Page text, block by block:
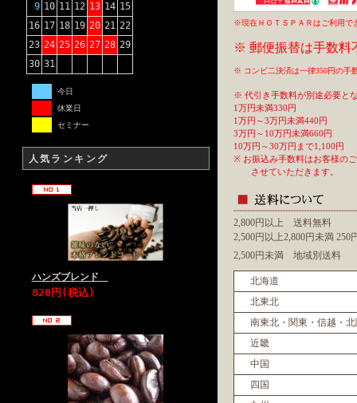
9 10 11 12 13 14 15
16 17 18 19 20 21 22
23 24 25 26 27 28 29
30 31
今日
休業日
セミナー
人気ランキング
ハンズブレンド
820円(税込)
※現在ＨＯＴＳＰＡＲはご利用で
※ 郵便振替は手数料
※ コンビ二決済は一律350円の手
※ 代引き手数料が別途必要と
1万円未満330円
1万円～3万円未満440円
3万円～10万円未満660円
10万円～30万円まで1,100円
※ お振込み手数料はお客様の
させていただきます。
2,800円以上 送料無料
2,500円以上2,800円未満 250
2,500円未満 地域別送料
北海道
北東北
南東北・関東・信越・
近畿
中国
四国